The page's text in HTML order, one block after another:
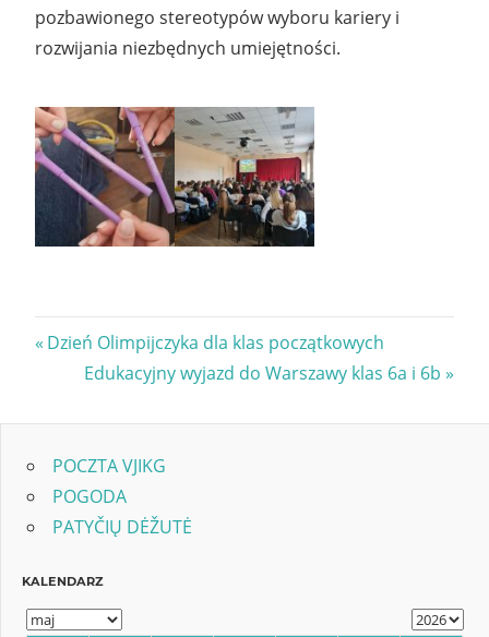
pozbawionego stereotypów wyboru kariery i
rozwijania niezbędnych umiejętności.
Nawigacja
wpisu
Previous
Post:
Dzień Olimpijczyka dla klas początkowych
Next
Edukacyjny wyjazd do Warszawy klas 6a i 6b
POCZTA VJIKG
POGODA
PATYČIŲ DĖŽUTĖ